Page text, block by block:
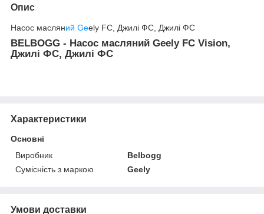
Опис
Насос масляний Geely FC, Джилі ФС, Джилі ФС
BELBOGG - Насос масляний Geely FC Vision,
Джилі ФС, Джилі ФС
Характеристики
Основні
Виробник
Belbogg
Сумісність з маркою
Geely
Умови доставки